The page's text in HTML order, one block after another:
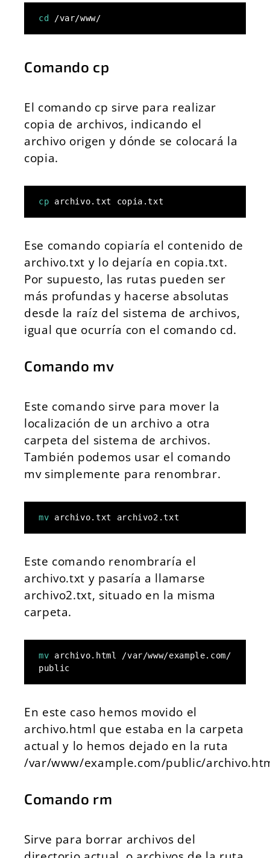
cd /var/www/
Comando cp
El comando cp sirve para realizar
copia de archivos, indicando el
archivo origen y dónde se colocará la
copia.
cp archivo.txt copia.txt
Ese comando copiaría el contenido de
archivo.txt y lo dejaría en copia.txt.
Por supuesto, las rutas pueden ser
más profundas y hacerse absolutas
desde la raíz del sistema de archivos,
igual que ocurría con el comando cd.
Comando mv
Este comando sirve para mover la
localización de un archivo a otra
carpeta del sistema de archivos.
También podemos usar el comando
mv simplemente para renombrar.
mv archivo.txt archivo2.txt
Este comando renombraría el
archivo.txt y pasaría a llamarse
archivo2.txt, situado en la misma
carpeta.
mv archivo.html /var/www/example.com/
public
En este caso hemos movido el
archivo.html que estaba en la carpeta
actual y lo hemos dejado en la ruta
/var/www/example.com/public/
Comando rm
Sirve para borrar archivos del